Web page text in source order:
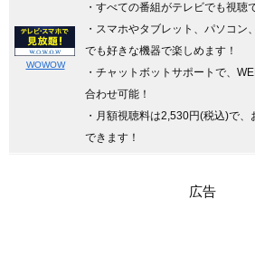
WOWOW
・すべての番組がテレビでも視聴
・スマホやタブレット、パソコン
でも好きな機器で楽しめます！
・チャットボットサポートで、
合わせ可能！
・月額視聴料は2,530円(税込)で
できます！
広告